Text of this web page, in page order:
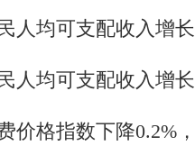
人均可支配收入增长
人均可支配收入增长
价格指数下降0.2%